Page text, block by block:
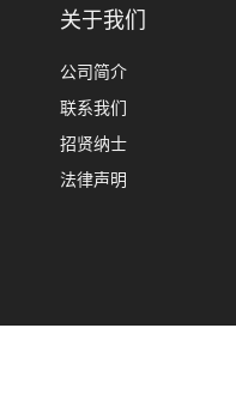
关于我们
公司简介
联系我们
招贤纳士
法律声明